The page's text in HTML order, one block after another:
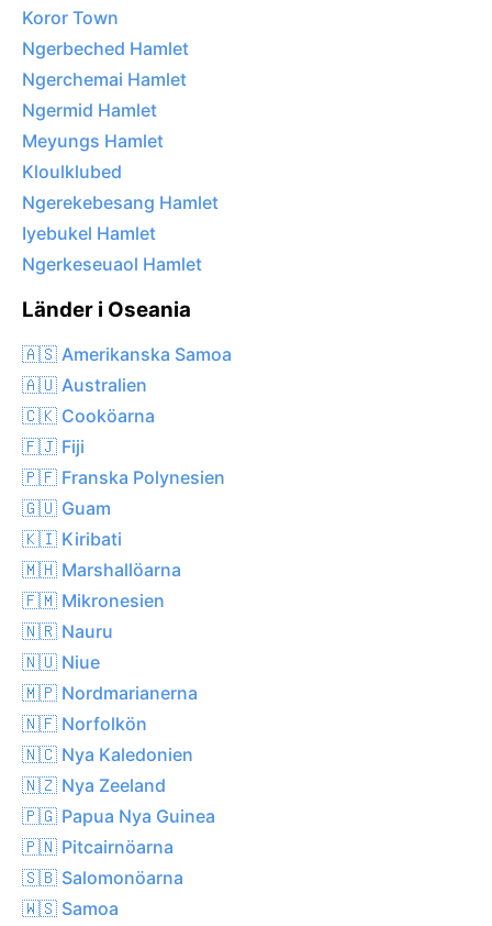
Koror Town
Ngerbeched Hamlet
Ngerchemai Hamlet
Ngermid Hamlet
Meyungs Hamlet
Kloulklubed
Ngerekebesang Hamlet
Iyebukel Hamlet
Ngerkeseuaol Hamlet
Länder i Oseania
🇦🇸 Amerikanska Samoa
🇦🇺 Australien
🇨🇰 Cooköarna
🇫🇯 Fiji
🇵🇫 Franska Polynesien
🇬🇺 Guam
🇰🇮 Kiribati
🇲🇭 Marshallöarna
🇫🇲 Mikronesien
🇳🇷 Nauru
🇳🇺 Niue
🇲🇵 Nordmarianerna
🇳🇫 Norfolkön
🇳🇨 Nya Kaledonien
🇳🇿 Nya Zeeland
🇵🇬 Papua Nya Guinea
🇵🇳 Pitcairnöarna
🇸🇧 Salomonöarna
🇼🇸 Samoa